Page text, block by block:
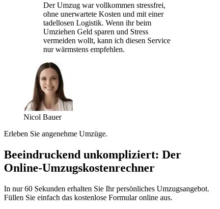
Der Umzug war vollkommen stressfrei,
ohne unerwartete Kosten und mit einer
tadellosen Logistik. Wenn ihr beim
Umziehen Geld sparen und Stress
vermeiden wollt, kann ich diesen Service
nur wärmstens empfehlen.
Nicol Bauer
Erleben Sie angenehme Umzüge.
Beeindruckend unkompliziert: Der
Online-Umzugskostenrechner
In nur 60 Sekunden erhalten Sie Ihr persönliches Umzugsangebot.
Füllen Sie einfach das kostenlose Formular online aus.